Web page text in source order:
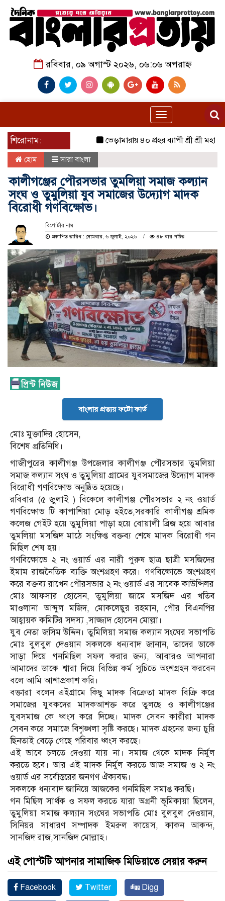
রবিবার, ০৯ অগাস্ট ২০২৬, ০৬:০৬ অপরাহ্ন
Toggle
navigation
শিরোনাম:
ভেড়ামারায় ৪০ প্রহর ব্যাপী শ্রী শ্রী
হোম সারা বাংলা
কালীগঞ্জের পৌরসভার তুমলিয়া সমাজ কল্যান
সংঘ ও তুমুলিয়া যুব সমাজের উদ্যোগ মাদক
বিরোধী গণবিক্ষোভ।
রিপোর্টার নাম
প্রকাশিত তারিখ : সোমবার, ৬ জুলাই, ২০২৬
৪৮ বার পঠিত
বাংলার প্রত্যয় ফটো কার্ড
মোঃ মুক্তাদির হোসেন,
বিশেষ প্রতিনিধি।
গাজীপুরের কালীগঞ্জ উপজেলার কালীগঞ্জ পৌরসভার তুমলিয়া
সমাজ কল্যান সংঘ ও তুমুলিয়া গ্রামের যুবসমাজের উদ্যোগ মাদক
বিরোধী গণবিক্ষোভ অনুষ্ঠিত হয়েছে।
রবিবার (৫ জুলাই ) বিকেলে কালীগঞ্জ পৌরসভার ২ নং ওয়ার্ড
গণবিক্ষোভ টি কাপাশিয়া মোড় হইতে,সরকারি কালীগঞ্জ শ্রমিক
কলেজ গেইট হয়ে তুমুলিয়া পাড়া হয়ে বোয়ালী ব্রিজ হয়ে আবার
তুমলিয়া মসজিদ মাঠে সংক্ষিপ্ত বক্তব্য শেষে মাদক বিরোধী গন
মিছিল শেষ হয়।
গণবিক্ষোভে ২ নং ওয়ার্ড এর নারী পুরুষ ছাত্র ছাত্রী মসজিদের
ইমাম রাজনৈতিক ব‍্যক্তি অংশগ্রহণ করে। গণবিক্ষোভে অংশগ্রহণ
করে বক্তব্য রাখেন পৌরসভার ২ নং ওয়ার্ড এর সাবেক কাউন্সিলর
মোঃ আফসার হোসেন, তুমুলিয়া জামে মসজিদ এর খতিব
মাওলানা আব্দুল মজিদ, মোকলেছুর রহমান, পৌর বিএনপির
আহ্বায়ক কমিটির সদস্য ,সাজ্জাদ হোসেন মোল্লা।
যুব নেতা জসিম উদ্দিন। তুমিলিয়া সমাজ কল্যান সংঘের সভাপতি
মোঃ বুলবুল দেওয়ান সকলকে ধন্যবাদ জানান, তাদের ডাকে
সাড়া দিয়ে গনমিছিল সফল করার জন্য, আবারও আপনারা
আমাদের ডাকে শ্বারা দিয়ে বিভিন্ন কর্ম সুচিতে অংশগ্রহন করবেন
বলে আমি আশাপ্রকাশ করি।
বক্তারা বলেন এইগ্রামে কিছু মাদক বিক্রেতা মাদক বিক্রি করে
সমাজের যুবকদের মাদকআশক্ত করে তুলছে ও কালীগঞ্জের
যুবসমাজ কে ধ্বংস করে দিচ্ছে। মাদক সেবন কারীরা মাদক
সেবন করে সমাজে বিশৃঙ্খলা সৃষ্টি করছে। মাদক গ্রহনের জন্য চুরি
ছিনতাই বেড়ে গেছে পরিবার ধ্বংস করছে।
এই ভাবে চলতে দেওয়া যায় না। সমাজ থেকে মাদক নির্মুল
করতে হবে। আর এই মাদক নির্মুল করতে আজ সমাজ ও ২ নং
ওয়ার্ড এর সর্বোস্তরের জনগণ ঐক্যবদ্ধ।
সকলকে ধন্যবাদ জানিয়ে আজকের গনমিছিল সমাপ্ত করছি।
গন মিছিল সার্থক ও সফল করতে যারা অগ্রনী ভূমিকায়া ছিলেন,
তুমুলিয়া সমাজ কল্যান সংঘের সভাপতি মোঃ বুলবুল দেওয়ান,
সিনিয়র সাধারণ সম্পাদক ইমরুল কায়েস, কাকন আকন্দ,
সানজিদ রাজ,সানজিদ মোল্লাহ।
এই পোস্টটি আপনার সামাজিক মিডিয়াতে সেয়ার করুন
Facebook Twitter Digg